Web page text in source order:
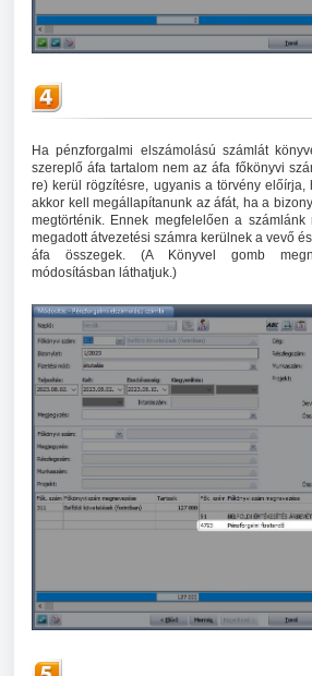
Ha pénzforgalmi elszámolású számlát
szereplő áfa tartalom nem az áfa főkönyvi
re) kerül rögzítésre, ugyanis a törvény
akkor kell megállapítanunk az áfát, ha a
megtörténik. Ennek megfelelően a
megadott átvezetési számra kerülnek a vevő
áfa összegek. (A Könyvel gomb
módosításban láthatjuk.)